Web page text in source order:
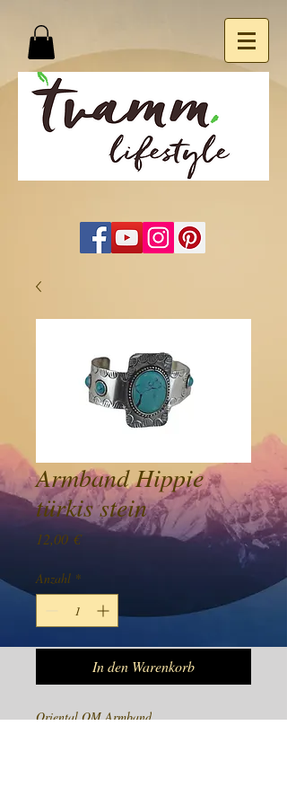
Armband Hippie
türkis stein
12,00 €Preis
Anzahl *
In den Warenkorb
Oriental OM Armband